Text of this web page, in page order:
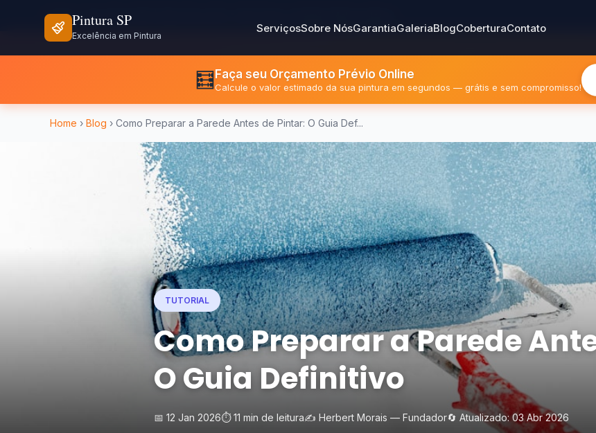
⏰ Seg - Sex: 8h às 18h | Sáb: 8h às 12h
Pintura SP
Excelência em Pintura
ServiçosSobre NósGarantiaGaleriaBlogCoberturaContato
🧮 Faça seu Orçamento Prévio Online
Calcule o valor estimado da sua pintura em segundos — grátis e sem compromisso!
Home › Blog › Como Preparar a Parede Antes de Pintar: O Guia Def...
TUTORIAL
Como Preparar a Parede
O Guia Definitivo
📅 12 Jan 2026⏱️ 11 min de leitura✍️ Herbert Morais — Fundador🔄 Atualizado: 03 Abr 2026